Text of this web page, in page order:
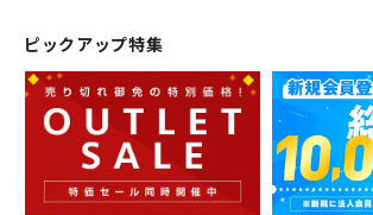
ピックアップ特集